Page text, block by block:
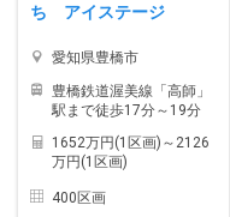
ち アイステージ
愛知県豊橋市
豊橋鉄道渥美線「高師」
駅まで徒歩17分～19分
1652万円(1区画)～2126
万円(1区画)
400区画